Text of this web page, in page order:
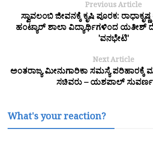
Previous Article
ಸ್ವಾವಲಂಬಿ ಜೀವನಕ್ಕೆ ಕೃಷಿ ಪೂರಕ:
ಹಂಟ್ಯಾರ್ ಶಾಲಾ ವಿದ್ಯಾರ್ಥಿಗಳಿಂದ ಯತೀಶ್
'ವನಭೇಟಿ'
Next Article
ಅಂತರಾಜ್ಯ ಮೀನುಗಾರಿಕಾ ಸಮಸ್ಯೆ ಪರಿಹಾರಕ್ಕೆ
ಸಚಿವರು – ಯಶಪಾಲ್
What's your reaction?